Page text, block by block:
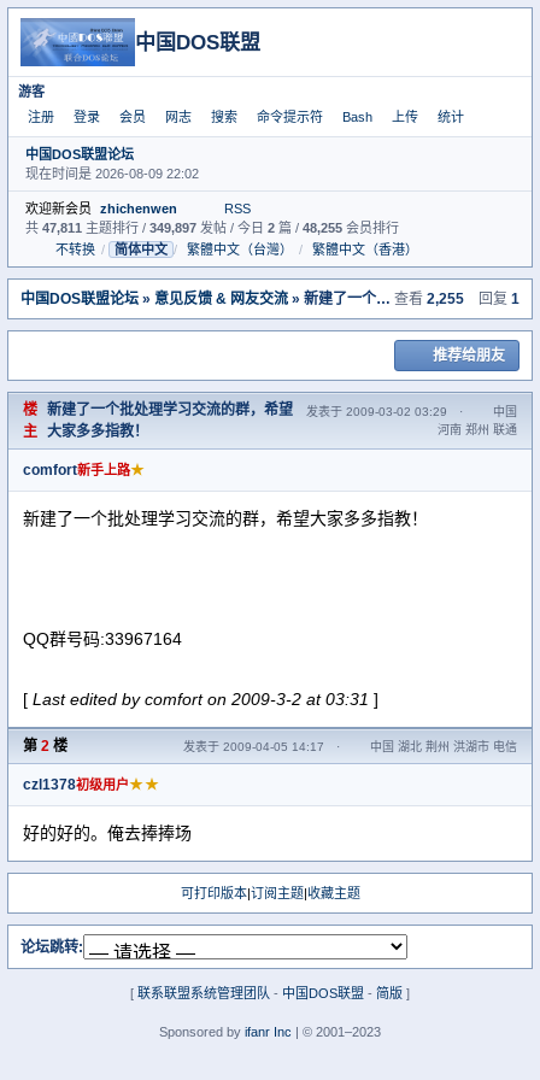
中国DOS联盟
游客
注册
登录 会员 网志 搜索 命令提示符 Bash 上传 统计
中国DOS联盟论坛
现在时间是 2026-08-09 22:02
欢迎新会员 zhichenwen
RSS
共 47,811 主题排行 / 349,897 发帖 / 今日 2 篇 / 48,255 会员排行
不转换 / 简体中文 / 繁體中文（台灣） / 繁體中文（香港）
中国DOS联盟论坛 » 意见反馈 & 网友交流 » 新建了一个批处理学习交流的群，希望大家多多指教！ 查看 2,255 回复 1
推荐给朋友
楼
主
新建了一个批处理学习交流的群，希望
大家多多指教！
发表于 2009-03-02 03:29 ·
中国
河南 郑州 联通
comfort新手上路★
新建了一个批处理学习交流的群，希望大家多多指教！
QQ群号码:33967164
[ Last edited by comfort on 2009-3-2 at 03:31 ]
第 2 楼 发表于 2009-04-05 14:17 · 中国 湖北 荆州 洪湖市 电信
czl1378初级用户★★
好的好的。俺去捧捧场
可打印版本|订阅主题|收藏主题
论坛跳转:
[ 联系联盟系统管理团队 - 中国DOS联盟 - 简版 ]
Sponsored by ifanr Inc | © 2001–2023